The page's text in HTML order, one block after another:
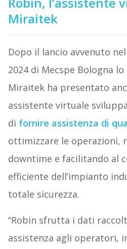
Miraitek
Dopo il lancio avvenuto
2024 di Mecspe Bologna
Miraitek ha presentato
assistente virtuale
di fornire assistenza di
ottimizzare le operazioni,
downtime e facilitando al
efficiente dell’impianto
totale sicurezza.
“Robin sfrutta i dati
assistenza agli operatori,